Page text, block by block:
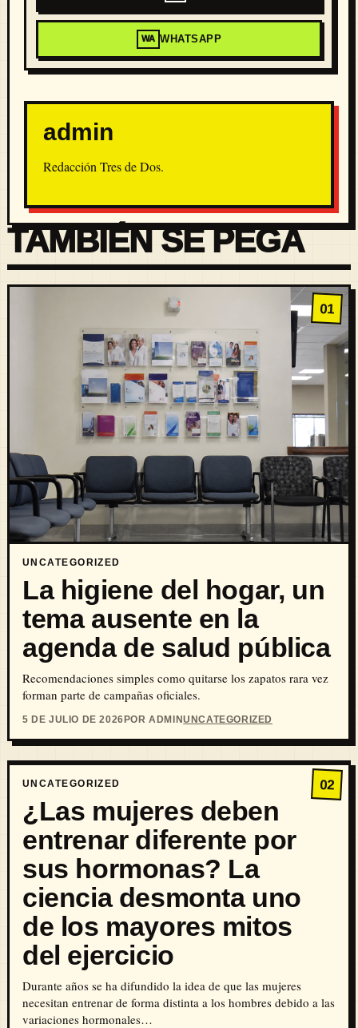
WA WHATSAPP
admin
Redacción Tres de Dos.
TAMBIÉN SE PEGA
01
UNCATEGORIZED
La higiene del hogar, un
tema ausente en la
agenda de salud pública
Recomendaciones simples como quitarse los zapatos rara vez
forman parte de campañas oficiales.
5 DE JULIO DE 2026POR ADMINUNCATEGORIZED
02
UNCATEGORIZED
¿Las mujeres deben
entrenar diferente por
sus hormonas? La
ciencia desmonta uno
de los mayores mitos
del ejercicio
Durante años se ha difundido la idea de que las mujeres
necesitan entrenar de forma distinta a los hombres debido a las
variaciones hormonales…